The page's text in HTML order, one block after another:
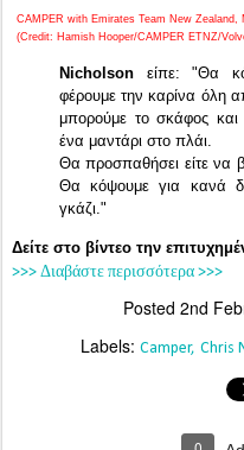
CAMPER with Emirates Team New Zealand,
(Credit: Hamish Hooper/CAMPER ETNZ/
Nicholson είπε: "Θα
φέρουμε την καρίνα όλη
μπορούμε το σκάφος
ένα μαντάρι στο πλάι.
Θα προσπαθήσει είτε να
Θα κόψουμε για κανά
γκάζι."
Δείτε στο βίντεο την
>>> Διαβάστε περισσότερα >>>
Posted 2nd
Labels: Camper Chris